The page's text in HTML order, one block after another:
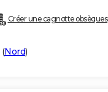
Créer une cagnotte obsèques
(Nord)